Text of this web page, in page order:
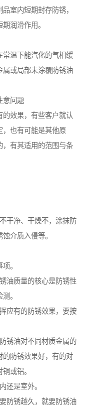
室内短期封存防锈，
润滑作用。
常温下能汽化的气相缓
属或局部未涂覆防锈油
意问题
效果，有些客户就认
，也有可能是其他原
，有其适用的范围与条
干净、干燥不，涂抹防
介质入侵等。
。
油质量的核心是防锈性
。
应有的防锈效果，要按
锈油对不同材质金属的
的防锈效果好，有的对
或铝。
还是室外。
防锈越久，就要防锈油